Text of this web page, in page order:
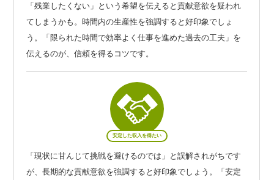
「残業したくない」という希望を伝えると貢献意欲を疑われ
てしまうかも。時間内の生産性を強調すると好印象でしょ
う。「限られた時間で効率よく仕事を進めた過去の工夫」を
伝えるのが、信頼を得るコツです。
安定した収入を得たい
「現状に甘んじて挑戦を避けるのでは」と誤解されがちです
が、長期的な貢献意欲を強調すると好印象でしょう。「安定